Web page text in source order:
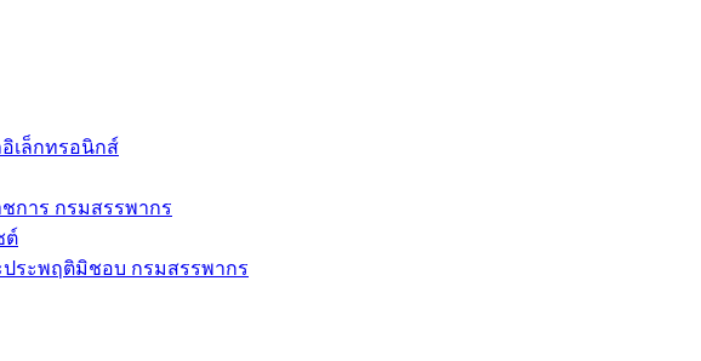
เล็กทรอนิกส์
การ กรมสรรพากร
ต์
ประพฤติมิชอบ กรมสรรพากร